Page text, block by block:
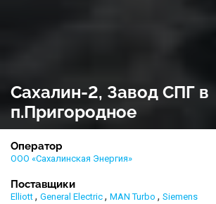
Сахалин-2, Завод СПГ в
п.Пригородное
Оператор
ООО «Сахалинская Энергия»
Поставщики
Elliott , General Electric , MAN Turbo , Siemens